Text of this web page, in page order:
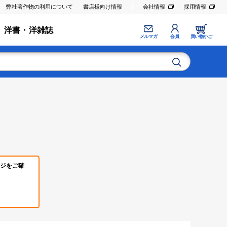
弊社著作物の利用について 書店様向け情報 会社情報 採用情報
洋書・洋雑誌
メルマガ 会員 買い物かご
をご確